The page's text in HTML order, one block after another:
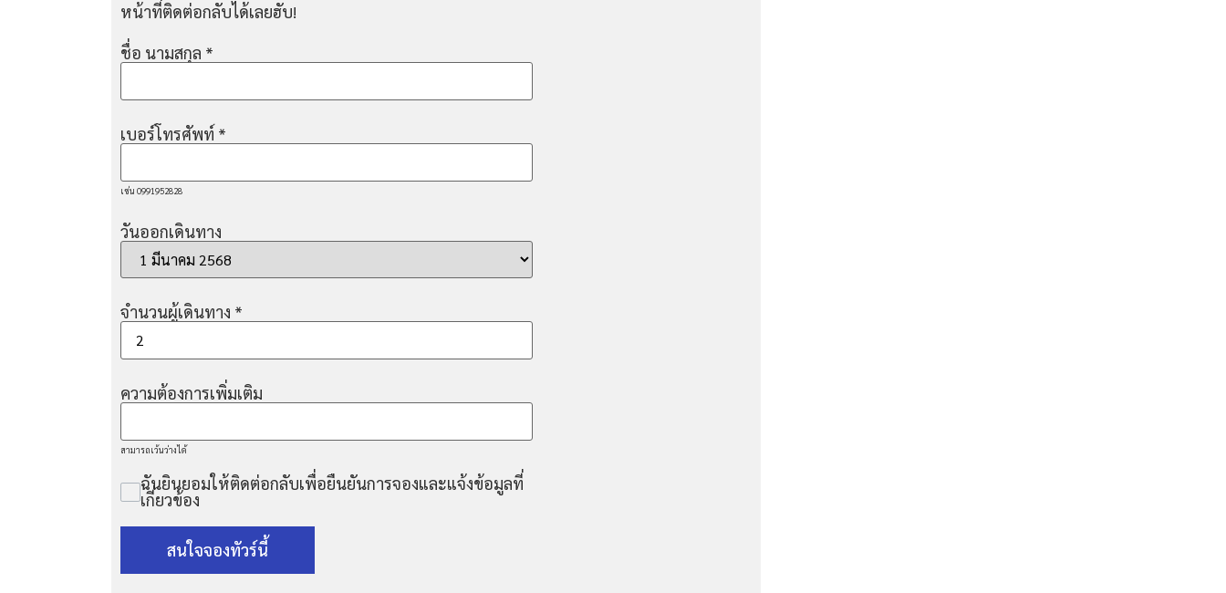
หน้าที่ติดต่อกลับได้เลยฮับ!
ชื่อ นามสกุล *
เบอร์โทรศัพท์ *
เช่น 0991952828
วันออกเดินทาง
จำนวนผู้เดินทาง *
ความต้องการเพิ่มเติม
สามารถเว้นว่างได้
ฉันยินยอมให้ติดต่อกลับเพื่อยืนยันการจองและแจ้งข้อมูลที่
เกี่ยวข้อง
สนใจจองทัวร์นี้